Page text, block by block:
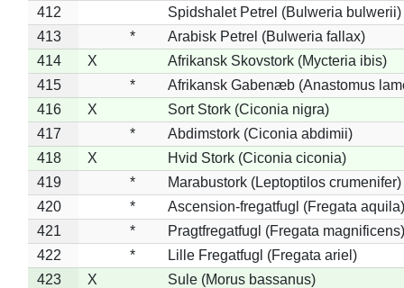
412
Spidshalet Petrel (Bulweria bulwerii)
413
*
Arabisk Petrel (Bulweria fallax)
414
X
Afrikansk Skovstork (Mycteria ibis)
415
*
Afrikansk Gabenæb (Anastomus
416
X
Sort Stork (Ciconia nigra)
417
*
Abdimstork (Ciconia abdimii)
418
X
Hvid Stork (Ciconia ciconia)
419
*
Marabustork (Leptoptilos crumenifer)
420
*
Ascension-fregatfugl (Fregata aquila)
421
*
Pragtfregatfugl (Fregata magnificens)
422
*
Lille Fregatfugl (Fregata ariel)
423
X
Sule (Morus bassanus)